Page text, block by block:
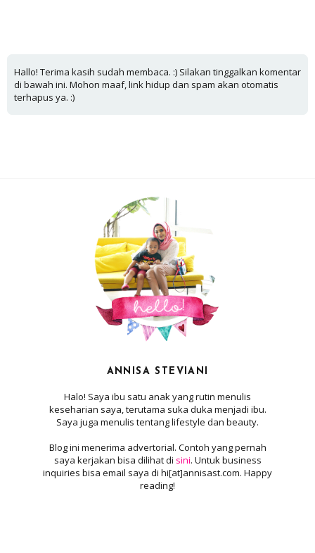
Hallo! Terima kasih sudah membaca. :) Silakan tinggalkan komentar
di bawah ini. Mohon maaf, link hidup dan spam akan otomatis
terhapus ya. :)
ANNISA STEVIANI
Halo! Saya ibu satu anak yang rutin menulis
keseharian saya, terutama suka duka menjadi ibu.
Saya juga menulis tentang lifestyle dan beauty.
Blog ini menerima advertorial. Contoh yang pernah
saya kerjakan bisa dilihat di sini. Untuk business
inquiries bisa email saya di hi[at]annisast.com. Happy
reading!